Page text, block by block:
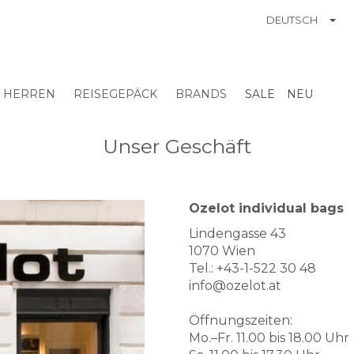
DEUTSCH
HERREN
REISEGEPÄCK
BRANDS
SALE NEU
Unser Geschäft
Ozelotladen
Eingang
Ozelot individual bags
Lindengasse 43
1070 Wien
Tel.: +43-1-522 30 48
info@ozelot.at
Öffnungszeiten:
Mo.–Fr. 11.00 bis 18.00 Uhr